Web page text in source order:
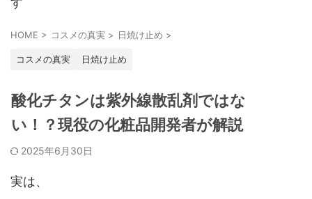
HOME > コスメの真実 > 日焼け止め >
コスメの真実 日焼け止め
酸化チタンは紫外線散乱剤ではな
い！？現役の化粧品開発者が解説
2025年6月30日
実は、